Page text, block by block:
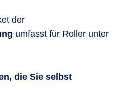
der
umfasst für Roller unter
die Sie selbst